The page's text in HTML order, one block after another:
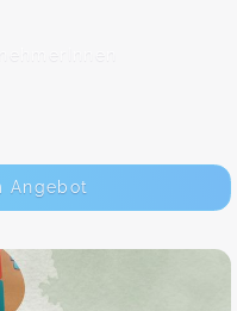
Angebot